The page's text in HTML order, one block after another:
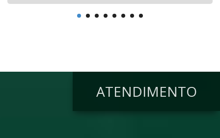
ATENDIMENTO